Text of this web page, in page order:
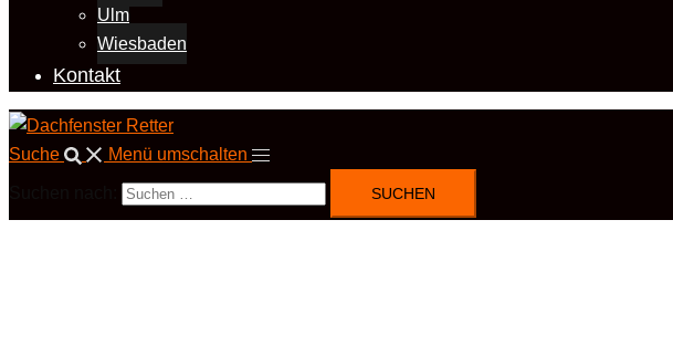
Ulm
Wiesbaden
Kontakt
Suche Menü umschalten